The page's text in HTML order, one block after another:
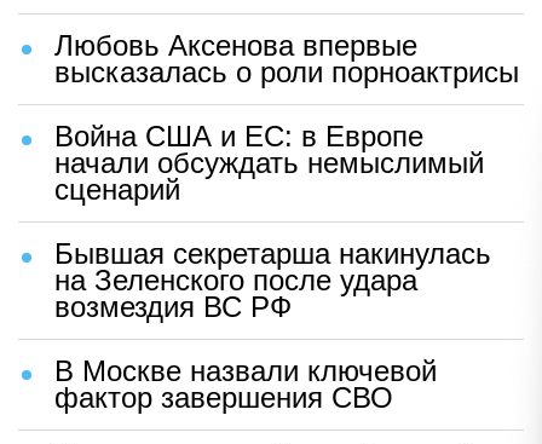
Любовь Аксенова впервые
высказалась о роли порноактрисы
Война США и ЕС: в Европе
начали обсуждать немыслимый
сценарий
Бывшая секретарша накинулась
на Зеленского после удара
возмездия ВС РФ
В Москве назвали ключевой
фактор завершения СВО